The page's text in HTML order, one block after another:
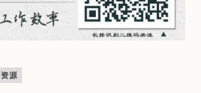
资源